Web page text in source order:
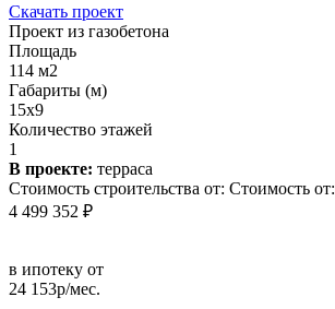
Скачать проект
Проект из газобетона
Площадь
114 м2
Габариты (м)
15x9
Количество этажей
1
В проекте: терраса
Стоимость строительства от: Стоимость от:
4 499 352 ₽
в ипотеку от
24 153р/мес.